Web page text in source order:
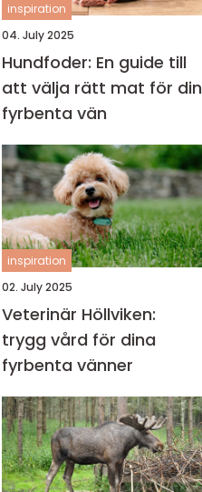
inspiration
04. July 2025
Hundfoder: En guide till
att välja rätt mat för din
fyrbenta vän
inspiration
02. July 2025
Veterinär Höllviken:
trygg vård för dina
fyrbenta vänner